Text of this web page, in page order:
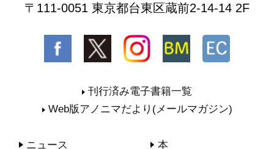
〒111-0051 東京都台東区蔵前2-14-14 2F
刊行済み電子書籍一覧
Web版アノニマだより(メールマガジン)
ニュース 本